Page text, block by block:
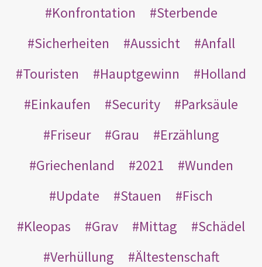
Konfrontation
Sterbende
Sicherheiten
Aussicht
Anfall
Touristen
Hauptgewinn
Holland
Einkaufen
Security
Parksäule
Friseur
Grau
Erzählung
Griechenland
2021
Wunden
Update
Stauen
Fisch
Kleopas
Grav Mittag
Schädel
Verhüllung
Ältestenschaft